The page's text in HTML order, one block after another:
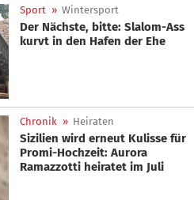
Sport » Wintersport
Der Nächste, bitte: Slalom-Ass
kurvt in den Hafen der Ehe
Chronik » Heiraten
Sizilien wird erneut Kulisse für
Promi-Hochzeit: Aurora
Ramazzotti heiratet im Juli